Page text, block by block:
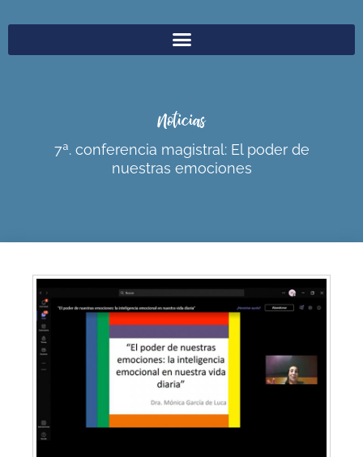
Noticias
7ª. conferencia magistral: El poder de
nuestras emociones